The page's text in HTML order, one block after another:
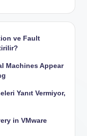
ve Fault
Machines Appear
Yanıt Vermiyor,
in VMware